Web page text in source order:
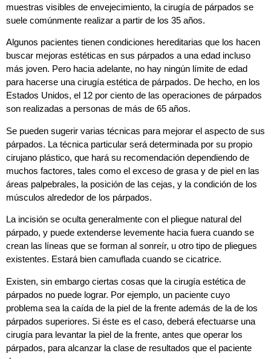
muestras visibles de envejecimiento, la cirugía de párpados se
suele comúnmente realizar a partir de los 35 años.
Algunos pacientes tienen condiciones hereditarias que los hacen
buscar mejoras estéticas en sus párpados a una edad incluso
más joven. Pero hacia adelante, no hay ningún límite de edad
para hacerse una cirugía estética de párpados. De hecho, en los
Estados Unidos, el 12 por ciento de las operaciones de párpados
son realizadas a personas de más de 65 años.
Se pueden sugerir varias técnicas para mejorar el aspecto de sus
párpados. La técnica particular será determinada por su propio
cirujano plástico, que hará su recomendación dependiendo de
muchos factores, tales como el exceso de grasa y de piel en las
áreas palpebrales, la posición de las cejas, y la condición de los
músculos alrededor de los párpados.
La incisión se oculta generalmente con el pliegue natural del
párpado, y puede extenderse levemente hacia fuera cuando se
crean las líneas que se forman al sonreír, u otro tipo de pliegues
existentes. Estará bien camuflada cuando se cicatrice.
Existen, sin embargo ciertas cosas que la cirugía estética de
párpados no puede lograr. Por ejemplo, un paciente cuyo
problema sea la caída de la piel de la frente además de la de los
párpados superiores. Si éste es el caso, deberá efectuarse una
cirugía para levantar la piel de la frente, antes que operar los
párpados, para alcanzar la clase de resultados que el paciente